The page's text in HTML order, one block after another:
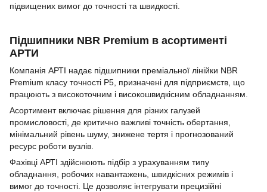
підвищених вимог до точності та швидкості.
Підшипники NBR Premium в асортименті
АРТИ
Компанія АРТІ надає підшипники преміальної лінійки NBR
Premium класу точності P5, призначені для підприємств, що
працюють з високоточним і високошвидкісним обладнанням.
Асортимент включає рішення для різних галузей
промисловості, де критично важливі точність обертання,
мінімальний рівень шуму, знижене тертя і прогнозований
ресурс роботи вузлів.
Фахівці АРТІ здійснюють підбір з урахуванням типу
обладнання, робочих навантажень, швидкісних режимів і
вимог до точності. Це дозволяє інтегрувати прецизійні